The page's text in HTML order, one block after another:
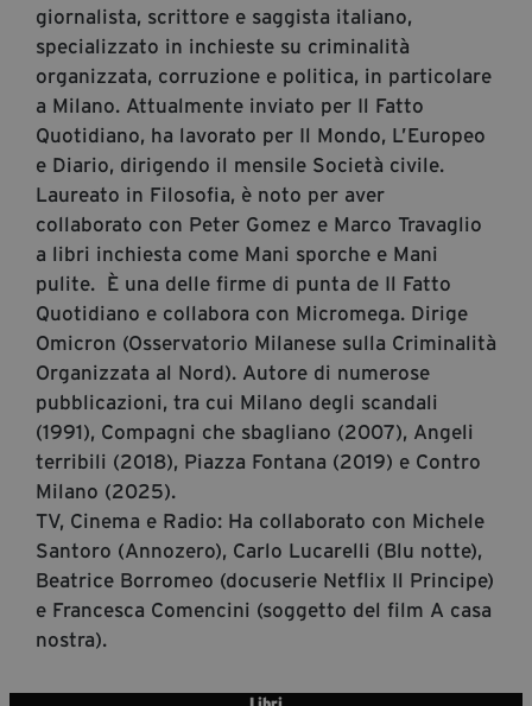
Il Diritto di Essere
Archivio Storico
Contatti
segreteria@tramefestival.it
info@tramefestival.it
+39 346 954 4078
giornalista, scrittore e saggista italiano,
specializzato in inchieste su criminalità
organizzata, corruzione e politica, in particolare
a Milano. Attualmente inviato per Il Fatto
Quotidiano, ha lavorato per Il Mondo, L’Europeo
e Diario, dirigendo il mensile Società civile.
Laureato in Filosofia, è noto per aver
collaborato con Peter Gomez e Marco Travaglio
a libri inchiesta come Mani sporche e Mani
pulite. È una delle firme di punta de Il Fatto
Quotidiano e collabora con Micromega. Dirige
Omicron (Osservatorio Milanese sulla Criminalità
Organizzata al Nord). Autore di numerose
pubblicazioni, tra cui Milano degli scandali
(1991), Compagni che sbagliano (2007), Angeli
terribili (2018), Piazza Fontana (2019) e Contro
Milano (2025).
TV, Cinema e Radio: Ha collaborato con Michele
Santoro (Annozero), Carlo Lucarelli (Blu notte),
Beatrice Borromeo (docuserie Netflix Il Principe)
e Francesca Comencini (soggetto del film A casa
nostra).